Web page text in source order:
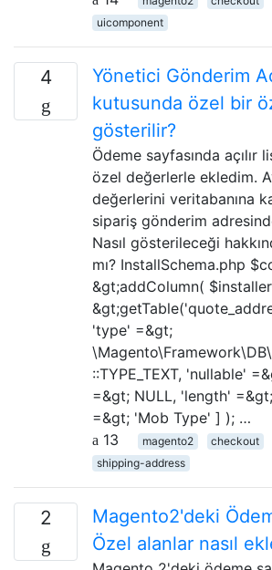
uicomponent
4
Yönetici Gönderim
kutusunda özel bir
gösterilir?
Ödeme sayfasında açılır
özel değerlerle ekledim.
değerlerini veritabanına
sipariş gönderim
Nasıl gösterileceği
mı? InstallSchema.php
&gt;addColumn(
'type' =&gt;
::TYPE_TEXT, 'nullable'
=&gt; NULL, 'length'
=&gt; 'Mob Type' ] ); …
13
magento2 checkout
shipping-address
2
Magento2'deki
Özel alanlar nasıl